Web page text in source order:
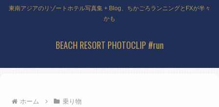
東南アジアのリゾートホテル写真集 + Blog、ちかごろランニングとFXが半々
かも
BEACH RESORT PHOTOCLIP #run
ホーム 乗り物